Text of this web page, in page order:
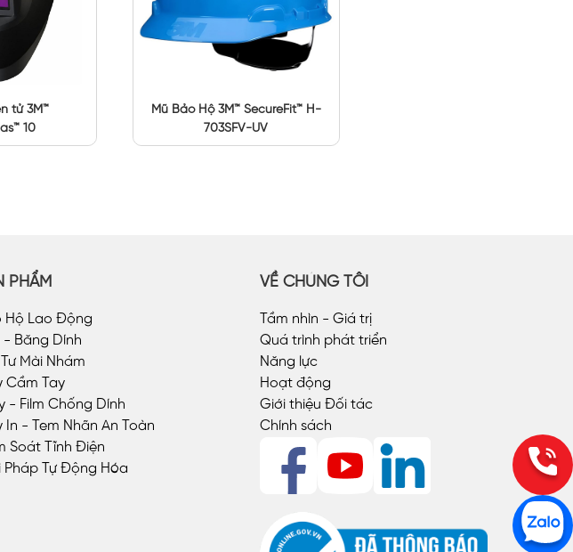
tử 3M™
10
Mũ Bảo Hộ 3M™ SecureFit™ H-
703SFV-UV
PHẨM
Hộ Lao Động
- Băng Dính
Mài Nhám
Cầm Tay
- Film Chống Dính
In - Tem Nhãn An Toàn
Soát Tĩnh Điện
Pháp Tự Động Hóa
VỀ CHÚNG TÔI
Tầm nhìn - Giá trị
Quá trình phát triển
Năng lực
Hoạt động
Giới thiệu Đối tác
Chính sách